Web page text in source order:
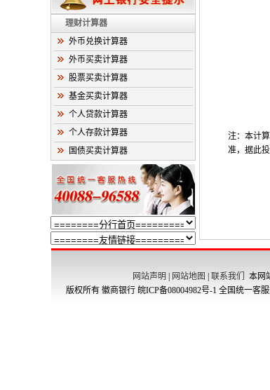
理财计算器
外币兑换计算器
外币买卖计算器
股票买卖计算器
基金买卖计算器
个人贷款计算器
个人存款计算器
国债买卖计算器
注：本计
准，据此
网站声明 网站地图 联系我们 本网
版权所有 徽商银行 皖ICP备08004982号-1 全国统一客服